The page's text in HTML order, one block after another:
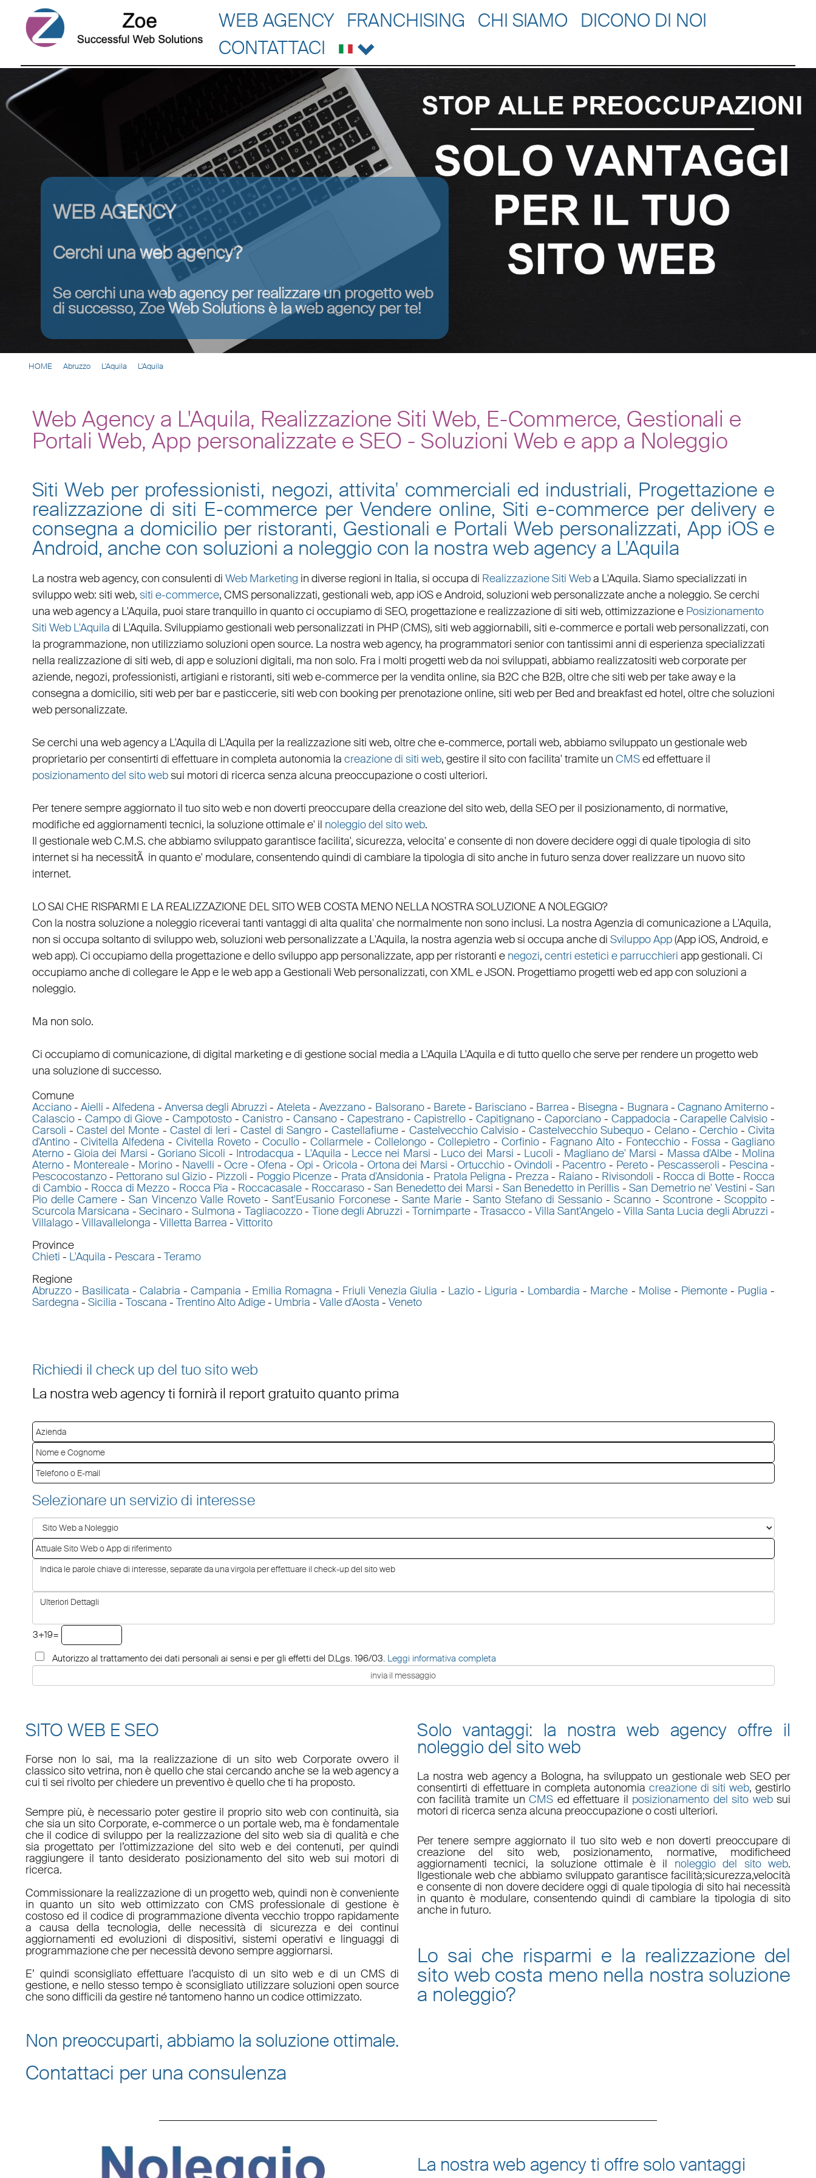
WEB AGENCY FRANCHISING CHI SIAMO
DICONO DI NOI
CONTATTACI
WEB AGENCY
Cerchi una web agency?
Se cerchi una web agency per realizzare un progetto web
di successo, Zoe Web Solutions è la web agency per te!
HOME Abruzzo L'Aquila L'Aquila
Web Agency a L'Aquila, Realizzazione Siti Web, E-Commerce, Gestionali e
Portali Web, App personalizzate e SEO - Soluzioni Web e app a Noleggio
Siti Web per professionisti, negozi, attivita' commerciali ed industriali, Progettazione e
realizzazione di siti E-commerce per Vendere online, Siti e-commerce per delivery e
consegna a domicilio per ristoranti, Gestionali e Portali Web personalizzati, App iOS e
Android, anche con soluzioni a noleggio con la nostra web agency a L'Aquila
La nostra web agency, con consulenti di Web Marketing in diverse regioni in Italia, si occupa di Realizzazione Siti Weba L'Aquila. Siamo specializzati in
sviluppo web: siti web, siti e-commerce, CMS personalizzati, gestionali web, app iOS e Android, soluzioni web personalizzateanche a noleggio. Se cerchi
una web agency a L'Aquila, puoi stare tranquillo in quanto ci occupiamo di SEO, progettazione e realizzazione di siti web, ottimizzazionee Posizionamento
Siti Web L'Aquila di L'Aquila. Sviluppiamogestionali web personalizzati in PHP(CMS), siti web aggiornabili, siti e-commercee portali web personalizzati, con
la programmazione, non utilizziamo soluzioni open source. La nostra web agency, ha programmatori senior con tantissimi anni di esperienza specializzati
nella realizzazione di siti web, di app e soluzioni digitali, ma non solo. Fra i molti progetti web da noi sviluppati, abbiamo realizzatositi web corporateper
aziende, negozi, professionisti, artigiani e ristoranti, siti web e-commerceper la vendita online, sia B2C che B2B, oltre chesiti web per take awaye la
consegna a domicilio, siti web per bare pasticcerie, siti web con booking per prenotazione online, siti web per Bed and breakfast ed hotel, oltre chesoluzioni
web personalizzate.
Se cerchi una web agency a L'Aquila di L'Aquila per la realizzazione siti web, oltre chee-commerce, portali web, abbiamo sviluppato un gestionale web
proprietario per consentirti di effettuare in completa autonomia la creazione di siti web, gestire il sito con facilita' tramite un CMSed effettuare il
posizionamento del sito websui motori di ricerca senza alcuna preoccupazione o costi ulteriori.
Per tenere sempre aggiornato il tuo sito web e non doverti preoccupare della creazione del sito web, della SEOper il posizionamento, di normative,
modifiche ed aggiornamenti tecnici, la soluzione ottimale e' il noleggio del sito web.
Il gestionale web C.M.S. che abbiamo sviluppato garantiscefacilita', sicurezza, velocita' e consente di non dovere decidere oggi di quale tipologia di sito
internet si ha necessitÃ in quanto e' modulare, consentendo quindi di cambiare la tipologia di sito anche in futuro senza dover realizzare un nuovo sito
internet.
LO SAI CHE RISPARMI E LA REALIZZAZIONE DEL SITO WEB COSTA MENO NELLA NOSTRA SOLUZIONE A NOLEGGIO?
Con la nostra soluzione a noleggio riceverai tanti vantaggi di alta qualita' che normalmente non sono inclusi. La nostra Agenzia di comunicazione a L'Aquila,
non si occupa soltanto di sviluppo web, soluzioni web personalizzate a L'Aquila, la nostra agenzia websi occupa anche di Sviluppo App(App iOS, Android, e
web app). Ci occupiamo della progettazionee dellosviluppo app personalizzate, app per ristoranti e negozi, centri estetici e parrucchieri app gestionali. Ci
occupiamo anche di collegareleAppe leweb appa Gestionali Web personalizzati, con XMLeJSON. Progettiamo progetti webed appcon soluzioni a
noleggio.
Ma non solo.
Ci occupiamo di comunicazione, di digital marketing e di gestione social media a L'Aquila L'Aquila e di tutto quello che serve per rendere un progetto web
una soluzione di successo.
Comune
Acciano-Aielli -Alfedena - Anversa degli Abruzzi - Ateleta -Avezzano- Balsorano- Barete- Barisciano - Barrea - Bisegna - Bugnara - Cagnano Amiterno-
Calascio- Campo di Giove -Campotosto -Canistro -Cansano -Capestrano - Capistrello- Capitignano- Caporciano- Cappadocia -Carapelle Calvisio -
Carsoli -Castel del Monte - Castel di Ieri -Castel di Sangro-Castellafiume - Castelvecchio Calvisio-Castelvecchio Subequo - Celano- Cerchio -Civita
d'Antino-Civitella Alfedena -Civitella Roveto- Cocullo-Collarmele -Collelongo - Collepietro- Corfinio- Fagnano Alto - Fontecchio- Fossa -Gagliano
Aterno-Gioia dei Marsi -Goriano Sicoli - Introdacqua - L'Aquila - Lecce nei Marsi - Luco dei Marsi - Lucoli - Magliano de' Marsi - Massa d'Albe- Molina
Aterno- Montereale- Morino- Navelli -Ocre -Ofena - Opi - Oricola - Ortona dei Marsi -Ortucchio -Ovindoli - Pacentro - Pereto- Pescasseroli - Pescina -
Pescocostanzo- Pettorano sul Gizio- Pizzoli - Poggio Picenze- Prata d'Ansidonia - Pratola Peligna - Prezza - Raiano- Rivisondoli - Rocca di Botte- Rocca
di Cambio - Rocca di Mezzo - Rocca Pia - Roccacasale - Roccaraso -San Benedetto dei Marsi - San Benedetto in Perillis -San Demetrio ne' Vestini -San
Pio delle Camere -San Vincenzo Valle Roveto-Sant'Eusanio Forconese- Sante Marie -Santo Stefano di Sessanio -Scanno - Scontrone-Scoppito -
Scurcola Marsicana - Secinaro- Sulmona - Tagliacozzo- Tione degli Abruzzi -Tornimparte -Trasacco - Villa Sant'Angelo -Villa Santa Lucia degli Abruzzi -
Villalago- Villavallelonga - Villetta Barrea - Vittorito
Province
Chieti - L'Aquila - Pescara - Teramo
Regione
Abruzzo- Basilicata -Calabria -Campania - Emilia Romagna - Friuli Venezia Giulia - Lazio- Liguria - Lombardia - Marche - Molise- Piemonte - Puglia -
Sardegna - Sicilia - Toscana - Trentino Alto Adige- Umbria - Valle d'Aosta - Veneto
Richiedi il check up del tuo sito web
La nostra web agency ti fornirà il report gratuito quanto prima
Selezionare un servizio di interesse
3+19=
Autorizzo al trattamento dei dati personali ai sensi e per gli effetti del D.Lgs. 196/03. Leggi informativa completa
SITO WEB E SEO
Forse non lo sai, ma la realizzazione di un sito web Corporate ovvero il
classico sito vetrina, non è quello che stai cercando anche se la web agency a
cui ti sei rivolto per chiedere un preventivo è quello che ti ha proposto.
Sempre più, è necessario poter gestire il proprio sito web con continuità, sia
che sia un sito Corporate, e-commerce o un portale web, ma è fondamentale
che il codice di sviluppo per la realizzazione del sito web sia di qualità e che
sia progettato per l’ottimizzazione del sito web e dei contenuti, per quindi
raggiungere il tanto desiderato posizionamento del sito web sui motori di
ricerca.
Commissionare la realizzazione di un progetto web, quindi non è conveniente
in quanto un sito web ottimizzato con CMS professionale di gestione è
costoso ed il codice di programmazione diventa vecchio troppo rapidamente
a causa della tecnologia, delle necessità di sicurezza e dei continui
aggiornamenti ed evoluzioni di dispositivi, sistemi operativi e linguaggi di
programmazione che per necessità devono sempre aggiornarsi.
E’ quindi sconsigliato effettuare l’acquisto di un sito web e di un CMS di
gestione, e nello stesso tempo è sconsigliato utilizzare soluzioni open source
che sono difficili da gestire né tantomeno hanno un codice ottimizzato.
Non preoccuparti, abbiamo la soluzione ottimale.
Contattaci per una consulenza
Solo vantaggi: la nostra web agency offre il
noleggio del sito web
La nostraweb agency a Bologna, ha sviluppato un gestionale web SEOper
consentirti di effettuare in completa autonomia creazione di siti web, gestirlo
con facilità tramite unCMS ed effettuare il posizionamento del sito websui
motori di ricerca senza alcuna preoccupazione o costi ulteriori.
Per tenere sempre aggiornato il tuo sito web e non doverti preoccupare di
creazione del sito web, posizionamento, normative, modificheed
aggiornamenti tecnici, la soluzione ottimale è il noleggio del sito web.
Ilgestionale webche abbiamo sviluppato garantiscefacilità;sicurezza,velocità
e consente di non dovere decidere oggi di quale tipologia di sito hai necessità
in quanto è modulare, consentendo quindi di cambiare la tipologia di sito
anche in futuro.
Lo sai che risparmi e la realizzazione del
sito webcosta meno nella nostra soluzione
a noleggio?
La nostra web agency ti offre solo vantaggi